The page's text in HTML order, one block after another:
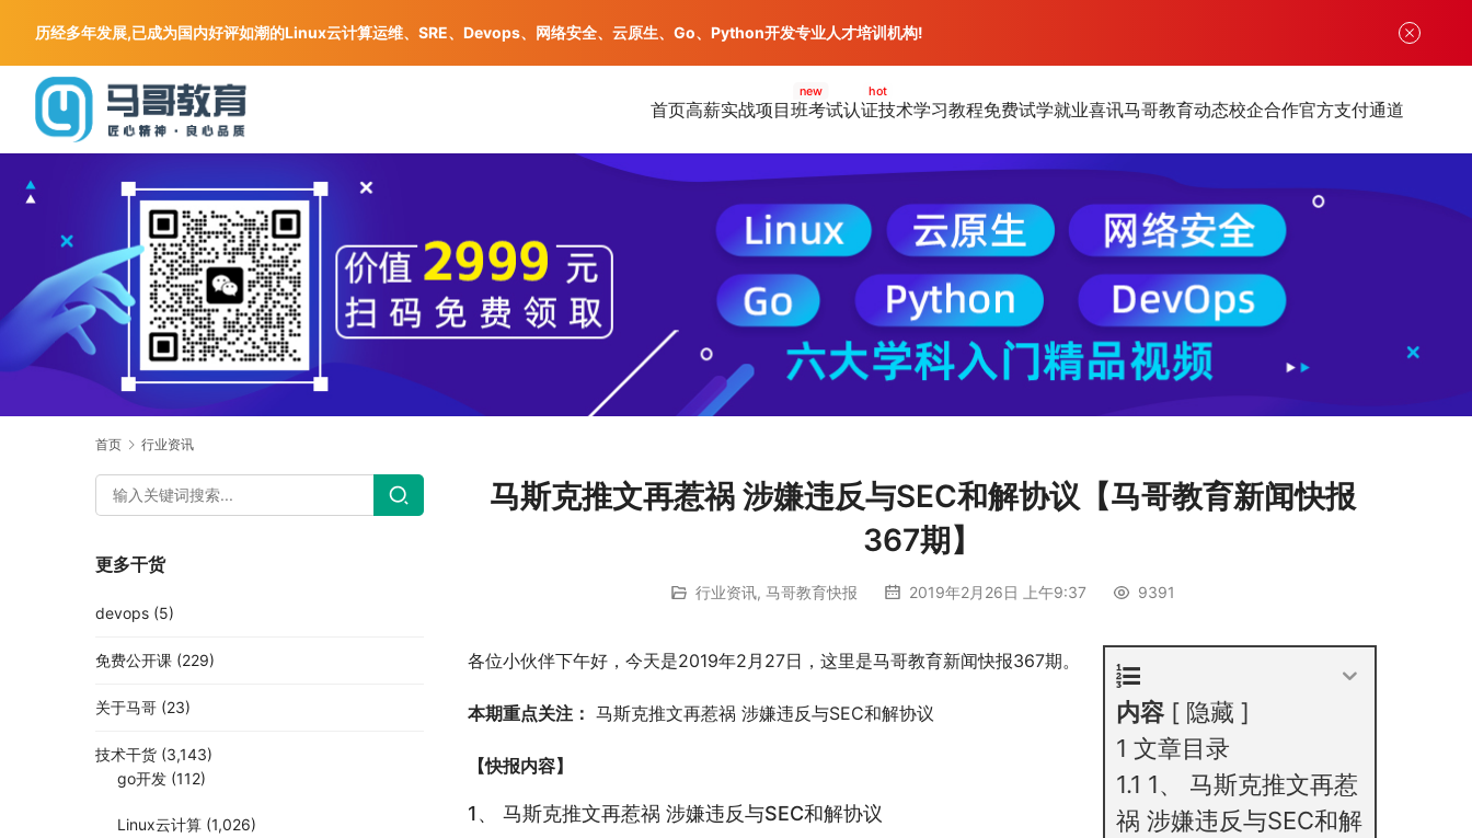
首页高薪实战项目班
new
考试认证
hot
技术学习教程免费试学就业喜讯马哥教育动态校企合作官方支付通道
首页 行业资讯
马斯克推文再惹祸 涉嫌违反与SEC和解协议【马哥教育新闻快报
367期】
行业资讯, 马哥教育快报 2019年2月26日 上午9:37 9391
内容
隐藏
1 文章目录
1.1 1、 马斯克推文再惹
祸 涉嫌违反与SEC和解
各位小伙伴下午好，今天是2019年2月27日，这里是马哥教育新闻快报367期。
本期重点关注： 马斯克推文再惹祸 涉嫌违反与SEC和解协议
【快报内容】
1、 马斯克推文再惹祸 涉嫌违反与SEC和解协议
更多干货
devops (5)
免费公开课 (229)
关于马哥 (23)
技术干货 (3,143)
go开发 (112)
Linux云计算 (1,026)
历经多年发展,已成为国内好评如潮的Linux云计算运维、SRE、Devops、网络安全、云原生、Go、Python开发专业人才培训机构!